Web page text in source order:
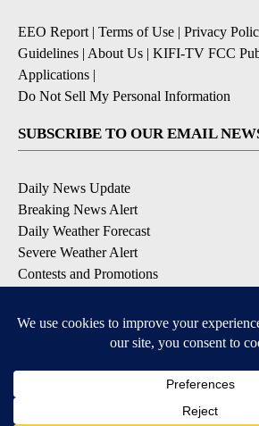
EEO Report| Terms of Use | Privacy
Guidelines | About Us | KIFI-TV FCC
Applications |
Do Not Sell My Personal Information
SUBSCRIBE TO OUR EMAIL
Daily News Update
Breaking News Alert
Daily Weather Forecast
Severe Weather Alert
Contests and Promotions